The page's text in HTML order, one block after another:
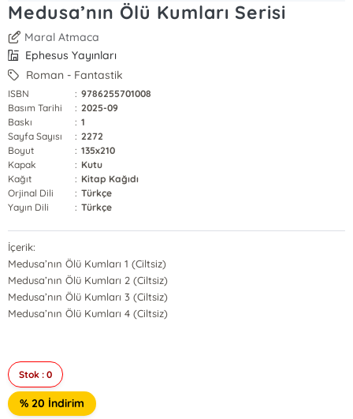
Medusa’nın Ölü Kumları Serisi
Maral Atmaca
Ephesus Yayınları
Roman - Fantastik
ISBN : 9786255701008
Basım Tarihi
: 2025-09
Baskı
: 1
Sayfa Sayısı
: 2272
Boyut
: 135x210
Kapak
: Kutu
Kağıt
: Kitap Kağıdı
Orjinal Dili
: Türkçe
Yayın Dili
: Türkçe
İçerik:
Medusa’nın Ölü Kumları 1 (Ciltsiz)
Medusa’nın Ölü Kumları 2 (Ciltsiz)
Medusa’nın Ölü Kumları 3 (Ciltsiz)
Medusa’nın Ölü Kumları 4 (Ciltsiz)
Stok : 0
% 20 İndirim